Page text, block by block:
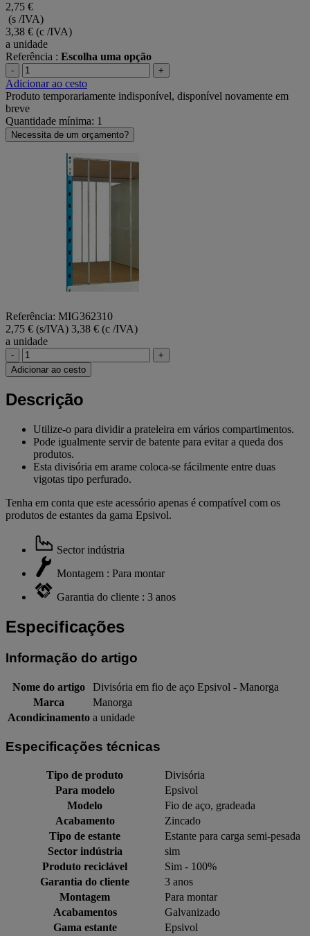
2,75 €
(s /IVA)
3,38 € (c /IVA)
a unidade
Referência : Escolha uma opção
- +
Adicionar ao cesto
Produto temporariamente indisponível, disponível novamente em
breve
Quantidade mínima: 1
Necessita de um orçamento?
Referência: MIG362310
2,75 € (s/IVA) 3,38 € (c /IVA)
a unidade
-
+
Adicionar ao cesto
Descrição
Utilize-o para dividir a prateleira em vários compartimentos.
Pode igualmente servir de batente para evitar a queda dos
produtos.
Esta divisória em arame coloca-se fácilmente entre duas
vigotas tipo perfurado.
Tenha em conta que este acessório apenas é compatível com os
produtos de estantes da gama Epsivol.
Sector indústria
Montagem : Para montar
Garantia do cliente : 3 anos
Especificações
Informação do artigo
Nome do artigo
Divisória em fio de aço Epsivol - Manorga
Marca
Manorga
Acondicinamento a unidade
Especificações técnicas
Tipo de produto
Divisória
Para modelo
Epsivol
Modelo
Fio de aço, gradeada
Acabamento
Zincado
Tipo de estante
Estante para carga semi-pesada
Sector indústria
sim
Produto reciclável
Sim - 100%
Garantia do cliente
3 anos
Montagem
Para montar
Acabamentos
Galvanizado
Gama estante
Epsivol